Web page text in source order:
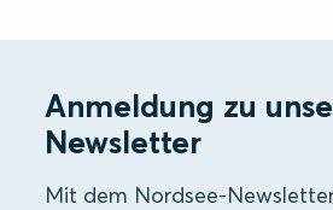
Anmeldung zu
Newsletter
Mit dem Nordsee-